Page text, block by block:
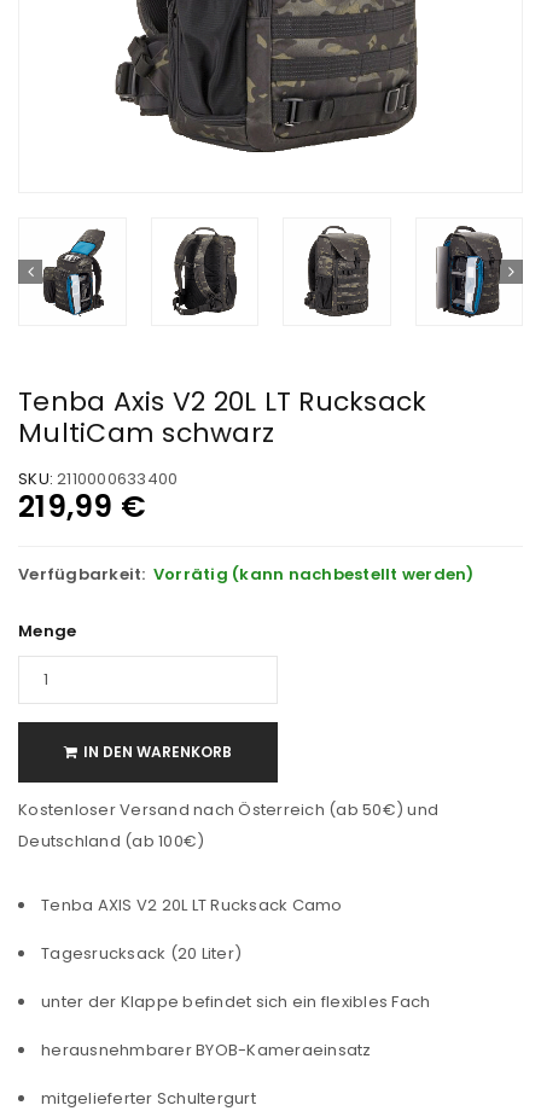
Tenba Axis V2 20L LT Rucksack
MultiCam schwarz
SKU: 2110000633400
219,99 €
Verfügbarkeit: Vorrätig (kann nachbestellt werden)
Menge
IN DEN WARENKORB
Kostenloser Versand nach Österreich (ab 50€) und
Deutschland (ab 100€)
Tenba AXIS V2 20L LT Rucksack Camo
Tagesrucksack (20 Liter)
unter der Klappe befindet sich ein flexibles Fach
herausnehmbarer BYOB-Kameraeinsatz
mitgelieferter Schultergurt